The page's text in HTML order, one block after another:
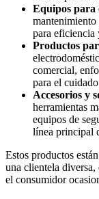
Equipos para
mantenimiento
para eficiencia
Productos
comercial,
para el
Accesorios y
herramientas
equipos de
línea principal
Estos productos
una clientela diversa,
el consumidor